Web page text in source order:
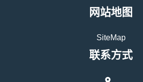
网站地图
SiteMap
联系方式